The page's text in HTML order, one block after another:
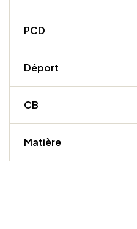
PCD
Déport
CB
Matière